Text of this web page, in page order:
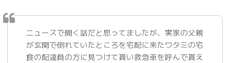
ニュースで聞く話だと思ってましたが、実家の父親
が玄関で倒れていたところを宅配に来たワタミの宅
食の配達員の方に見つけて貰い救急車を呼んで貰え